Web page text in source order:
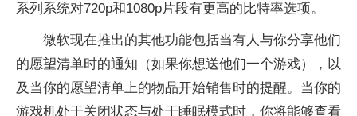
系列系统对720p和1080p片段有更高的比特率选项。
微软现在推出的其他功能包括当有人与你分享他们
的愿望清单时的通知（如果你想送他们一个游戏），以
及当你的愿望清单上的物品开始销售时的提醒。当你的
游戏机处于关闭状态与处于睡眠模式时，你将能够查看